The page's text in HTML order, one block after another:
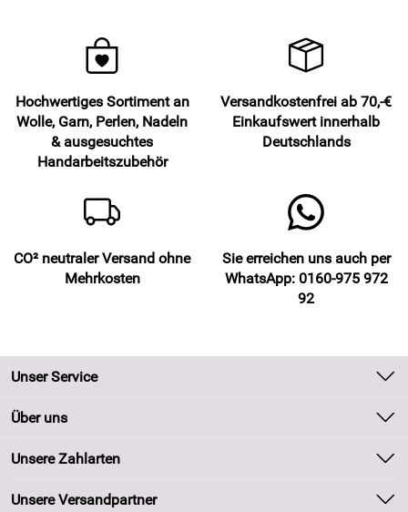
Hochwertiges Sortiment an
Wolle, Garn, Perlen, Nadeln
& ausgesuchtes
Handarbeitszubehör
Versandkostenfrei ab 70,-€
Einkaufswert innerhalb
Deutschlands
CO² neutraler Versand ohne
Mehrkosten
Sie erreichen uns auch per
WhatsApp: 0160-975 972
92
Unser Service
Kontakt
Kundeninformationen
Newsletter
Über uns
Unsere Bestseller
Unsere Zahlarten
Unsere Versandpartner